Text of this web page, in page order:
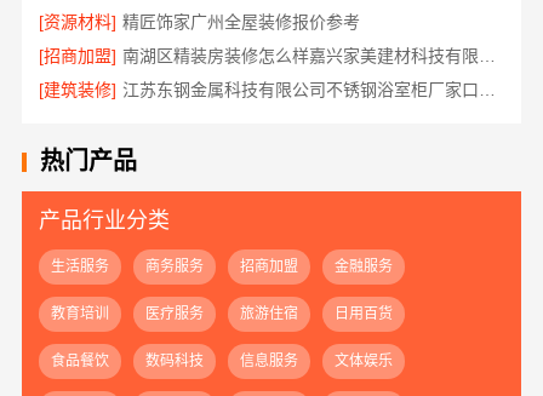
[资源材料] 精匠饰家广州全屋装修报价参考
[招商加盟]
[建筑装修]
热门产品
产品行业分类
生活服务 商务服务 招商加盟 金融服务
教育培训 医疗服务 旅游住宿 日用百货
食品餐饮 数码科技 信息服务 文体娱乐